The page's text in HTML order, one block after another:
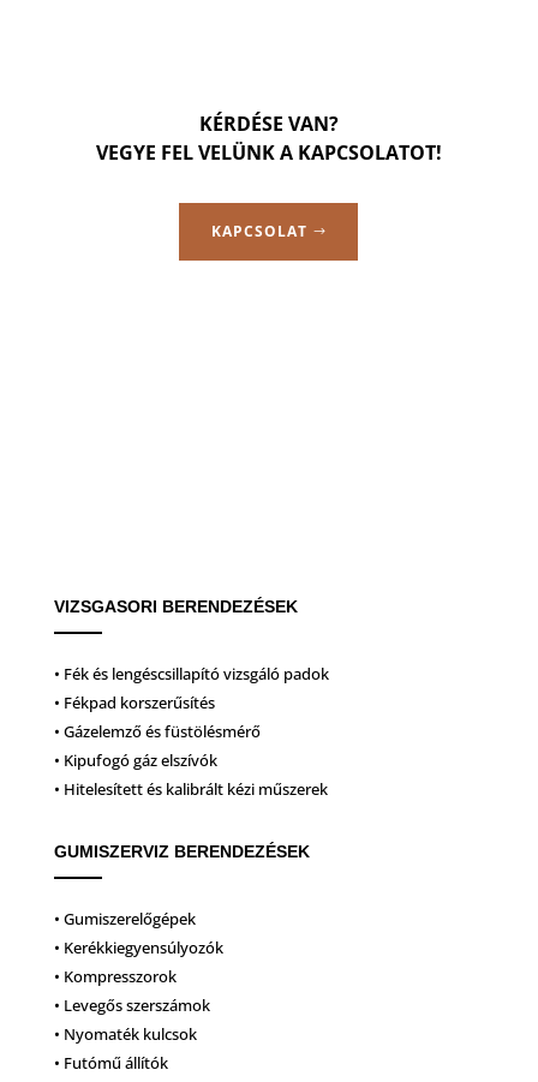
KÉRDÉSE VAN?
VEGYE FEL VELÜNK A KAPCSOLATOT!
KAPCSOLAT
VIZSGASORI BERENDEZÉSEK
• Fék és lengéscsillapító vizsgáló padok
• Fékpad korszerűsítés
• Gázelemző és füstölésmérő
• Kipufogó gáz elszívók
• Hitelesített és kalibrált kézi műszerek
GUMISZERVIZ BERENDEZÉSEK
• Gumiszerelőgépek
• Kerékkiegyensúlyozók
• Kompresszorok
• Levegős szerszámok
• Nyomaték kulcsok
• Futómű állítók